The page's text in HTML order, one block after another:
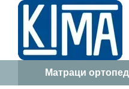
Перейти до основного контенту
Матраци